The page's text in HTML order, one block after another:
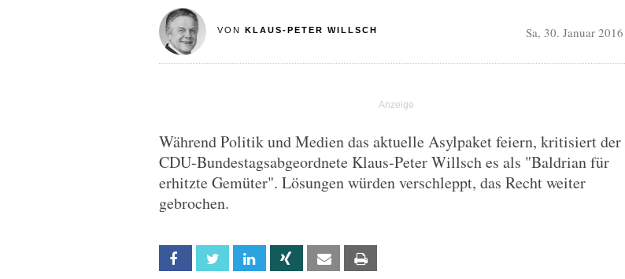
VON KLAUS-PETER WILLSCH Sa, 30. Januar 2016
Während Politik und Medien das aktuelle Asylpaket feiern, kritisiert der
CDU-Bundestagsabgeordnete Klaus-Peter Willsch es als "Baldrian für
erhitzte Gemüter". Lösungen würden verschleppt, das Recht weiter
gebrochen.
Facebook Twitter Linkedin Xing Email